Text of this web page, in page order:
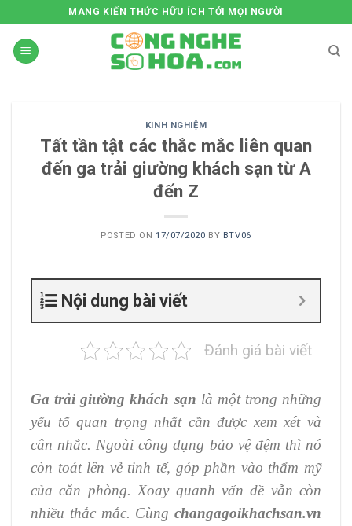
to
content
MANG KIẾN THỨC HỮU ÍCH TỚI MỌI NGƯỜI
KINH NGHIỆM
Tất tần tật các thắc mắc liên quan
đến ga trải giường khách sạn từ A
đến Z
POSTED ON 17/07/2020 BY BTV06
Nội dung bài viết
Đánh giá bài viết
Ga trải giường khách sạn là một trong những
yếu tố quan trọng nhất cần được xem xét và
cân nhắc. Ngoài công dụng bảo vệ đệm thì nó
còn toát lên vẻ tinh tế, góp phần vào thẩm mỹ
của căn phòng. Xoay quanh vấn đề vẫn còn
nhiều thắc mắc. Cùng changagoikhachsan.vn